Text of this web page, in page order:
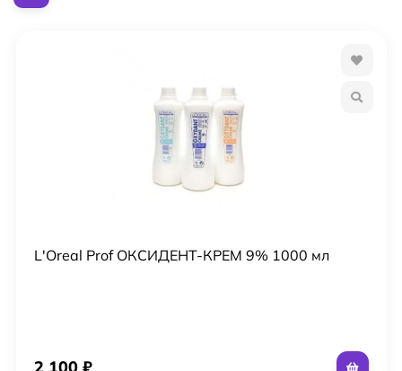
L'Oreal Prof ОКСИДЕНТ-КРЕМ 9% 1000 мл
2 100 ₽